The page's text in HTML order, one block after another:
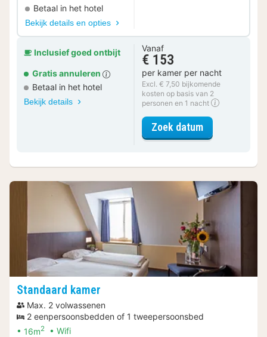
Betaal in het hotel
Bekijk details en opties
Inclusief goed ontbijt
Gratis annuleren
Betaal in het hotel
Bekijk details
Vanaf
€ 153
per kamer per nacht
Excl. € 7,50 bijkomende
kosten op basis van 2
personen en 1 nacht
Zoek datumvoor Comfort
Standaard kamer
Max. 2 volwassenen
2 eenpersoonsbedden of 1 tweepersoonsbed
16m2 Wifi